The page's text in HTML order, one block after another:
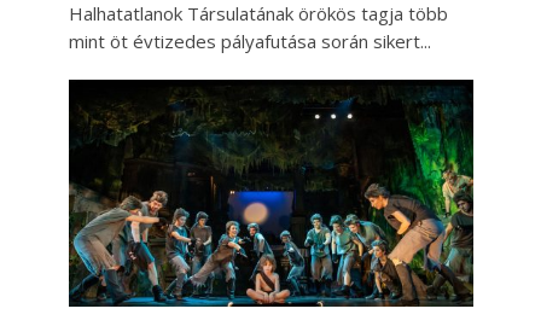
Halhatatlanok Társulatának örökös tagja több
mint öt évtizedes pályafutása során sikert...